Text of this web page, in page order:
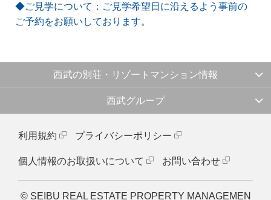
◆ご見学について：ご見学希望日に沿えるよう事前の
ご予約をお願いしております。
西武の別荘・リゾートマンション情報
西武グループ
利用規約 プライバシーポリシー
個人情報のお取扱いについて お問い合わせ
© SEIBU REAL ESTATE PROPERTY MANAGEMEN